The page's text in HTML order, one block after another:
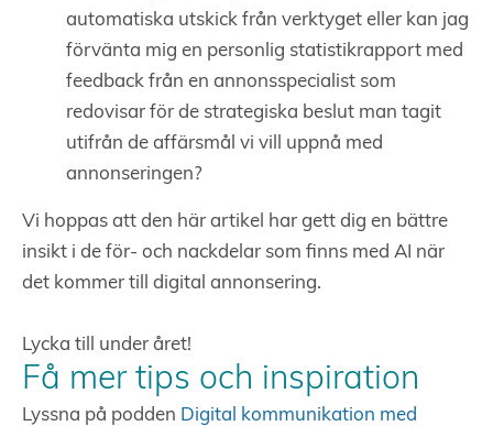
automatiska utskick från verktyget eller kan jag
förvänta mig en personlig statistikrapport med
feedback från en annonsspecialist som
redovisar för de strategiska beslut man tagit
utifrån de affärsmål vi vill uppnå med
annonseringen?
Vi hoppas att den här artikel har gett dig en bättre
insikt i de för- och nackdelar som finns med AI när
det kommer till digital annonsering.
Lycka till under året!
Få mer tips och inspiration
Lyssna på podden Digital kommunikation med